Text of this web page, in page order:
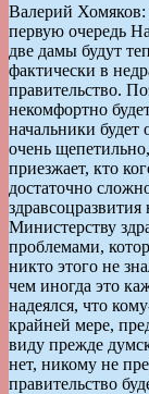
Валерий
первую очередь
две дамы будут
фактически в
правительство.
некомфортно
начальники будет
очень
приезжает, кто
достаточно
Министерству
проблемами,
никто этого не
чем иногда это
надеялся, что
крайней мере,
виду прежде
нет, никому не
правительство